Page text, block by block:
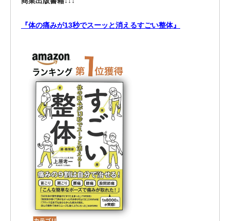
『体の痛みが13秒でスーッと消えるすごい整体』